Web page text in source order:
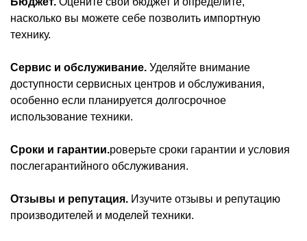
насколько вы можете себе позволить импортную
технику.
Сервис и обслуживание. Уделяйте внимание
доступности сервисных центров и обслуживания,
особенно если планируется долгосрочное
использование техники.
Сроки и гарантии.роверьте сроки гарантии и условия
послегарантийного обслуживания.
Отзывы и репутация. Изучите отзывы и репутацию
производителей и моделей техники.